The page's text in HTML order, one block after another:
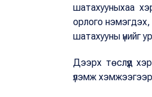
шатахууныхаа
орлого
шатахууны үнийг
Дээрх төслүүд
үлэмж